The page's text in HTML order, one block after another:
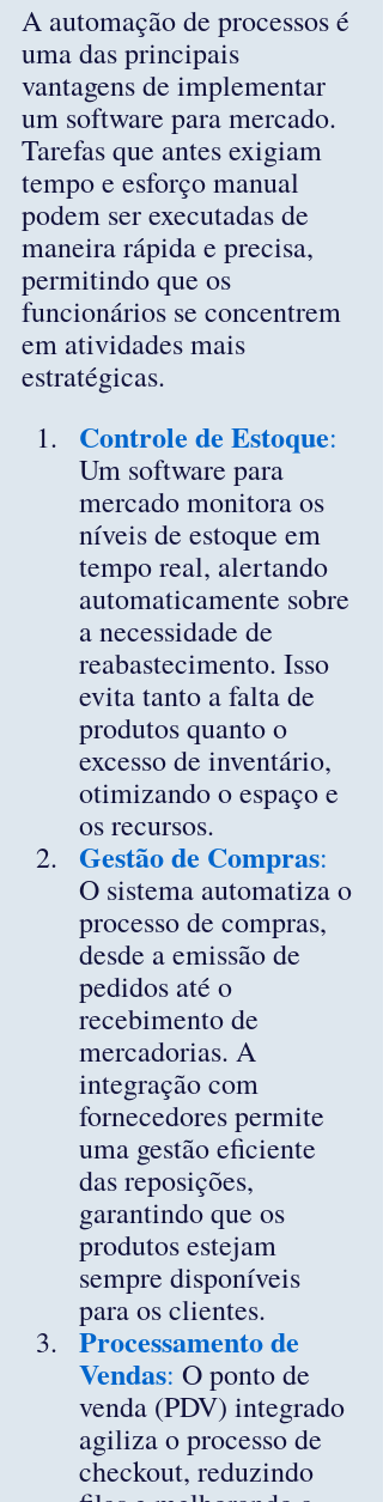
A automação de processos é
uma das principais
vantagens de implementar
um software para mercado.
Tarefas que antes exigiam
tempo e esforço manual
podem ser executadas de
maneira rápida e precisa,
permitindo que os
funcionários se concentrem
em atividades mais
estratégicas.
Controle de Estoque:
Um software para
mercado monitora os
níveis de estoque em
tempo real, alertando
automaticamente sobre
a necessidade de
reabastecimento. Isso
evita tanto a falta de
produtos quanto o
excesso de inventário,
otimizando o espaço e
os recursos.
Gestão de Compras:
O sistema automatiza o
processo de compras,
desde a emissão de
pedidos até o
recebimento de
mercadorias. A
integração com
fornecedores permite
uma gestão eficiente
das reposições,
garantindo que os
produtos estejam
sempre disponíveis
para os clientes.
Processamento de
Vendas: O ponto de
venda (PDV) integrado
agiliza o processo de
checkout, reduzindo